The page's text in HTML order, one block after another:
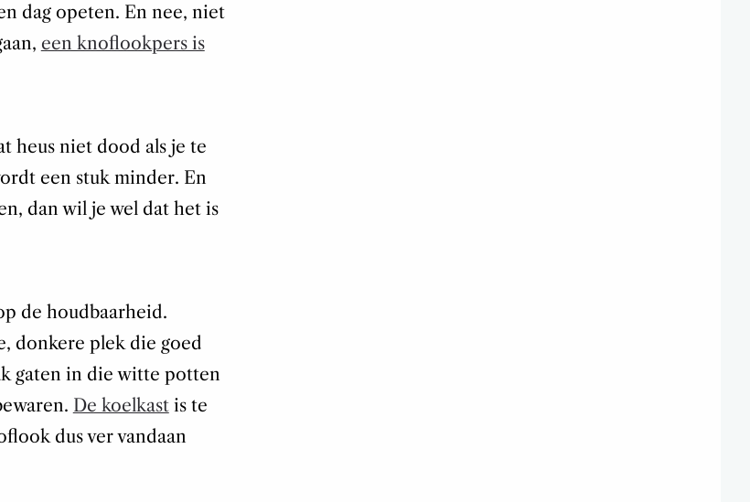
dag opeten. En nee, niet
een knoflookpers is
heus niet dood als je te
een stuk minder. En
dan wil je wel dat het is
de houdbaarheid.
donkere plek die goed
gaten in die witte potten
De koelkastis te
dus ver vandaan